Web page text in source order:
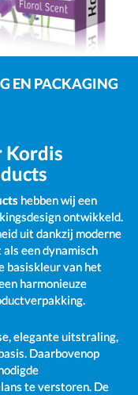
EN PACKAGING
Kordis
hebben wij een
ontwikkeld.
uit dankzij moderne
een dynamisch
basiskleur van het
harmonieuze
elegante uitstraling,
Daarbovenop
te verstoren. De